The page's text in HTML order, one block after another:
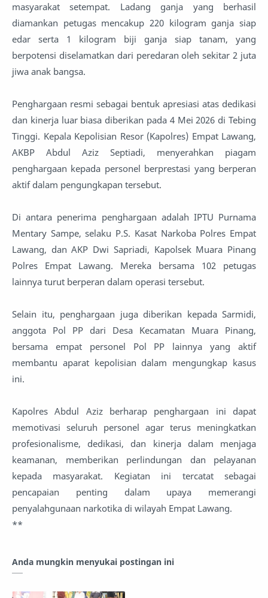
masyarakat setempat. Ladang ganja yang berhasil
diamankan petugas mencakup 220 kilogram ganja siap
edar serta 1 kilogram biji ganja siap tanam, yang
berpotensi diselamatkan dari peredaran oleh sekitar 2 juta
jiwa anak bangsa.
Penghargaan resmi sebagai bentuk apresiasi atas dedikasi
dan kinerja luar biasa diberikan pada 4 Mei 2026 di Tebing
Tinggi. Kepala Kepolisian Resor (Kapolres) Empat Lawang,
AKBP Abdul Aziz Septiadi, menyerahkan piagam
penghargaan kepada personel berprestasi yang berperan
aktif dalam pengungkapan tersebut.
Di antara penerima penghargaan adalah IPTU Purnama
Mentary Sampe, selaku P.S. Kasat Narkoba Polres Empat
Lawang, dan AKP Dwi Sapriadi, Kapolsek Muara Pinang
Polres Empat Lawang. Mereka bersama 102 petugas
lainnya turut berperan dalam operasi tersebut.
Selain itu, penghargaan juga diberikan kepada Sarmidi,
anggota Pol PP dari Desa Kecamatan Muara Pinang,
bersama empat personel Pol PP lainnya yang aktif
membantu aparat kepolisian dalam mengungkap kasus
ini.
Kapolres Abdul Aziz berharap penghargaan ini dapat
memotivasi seluruh personel agar terus meningkatkan
profesionalisme, dedikasi, dan kinerja dalam menjaga
keamanan, memberikan perlindungan dan pelayanan
kepada masyarakat. Kegiatan ini tercatat sebagai
pencapaian penting dalam upaya memerangi
penyalahgunaan narkotika di wilayah Empat Lawang.
**
Anda mungkin menyukai postingan ini